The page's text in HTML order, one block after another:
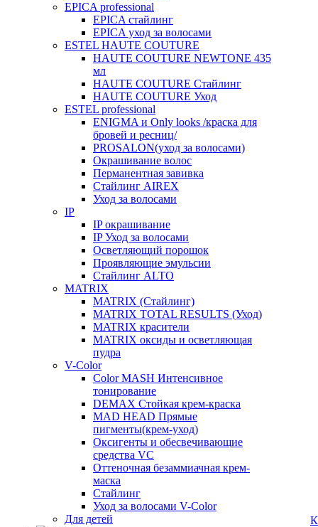
EPICA professional
EPICA стайлинг
EPICA уход за волосами
ESTEL HAUTE COUTURE
HAUTE COUTURE NEWTONE 435
мл
HAUTE COUTURE Стайлинг
HAUTE COUTURE Уход
ESTEL professional
ENIGMA и Only looks /краска для
бровей и ресниц/
PROSALON(уход за волосами)
Окрашивание волос
Перманентная завивка
Стайлинг AIREX
Уход за волосами
IP
IP окрашивание
IP Уход за волосами
Осветляющий порошок
Проявляющие эмульсии
Стайлинг ALTO
MATRIX
MATRIX (Стайлинг)
MATRIX TOTAL RESULTS (Уход)
MATRIX красители
MATRIX оксиды и осветляющая
пудра
V-Color
Color MASH Интенсивное
тонирование
DEMAX Стойкая крем-краска
MAD HEAD Прямые
пигменты(крем-уход)
Оксигенты и обесвечивающие
средства VC
Оттеночная безаммиачная крем-
маска
Стайлинг
Уход за волосами V-Color
Для детей